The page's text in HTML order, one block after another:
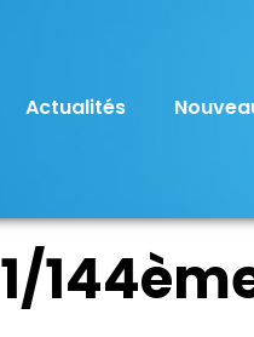
Actualités
1/